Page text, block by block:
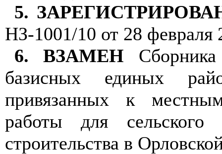
5.
НЗ-1001/10 от 28 февраля
6.
ВЗАМЕН
базисных единых
привязанных к
работы для сельского
строительства в